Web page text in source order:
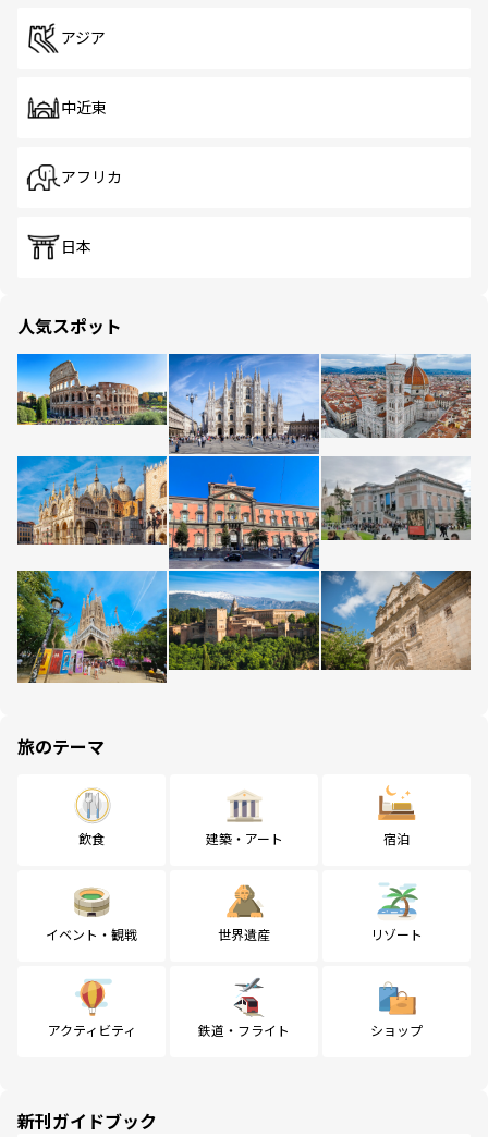
アジア
中近東
アフリカ
日本
人気スポット
旅のテーマ
飲食 建築・アート 宿泊
イベント・観戦 世界遺産 リゾート
アクティビティ 鉄道・フライト ショップ
新刊ガイドブック